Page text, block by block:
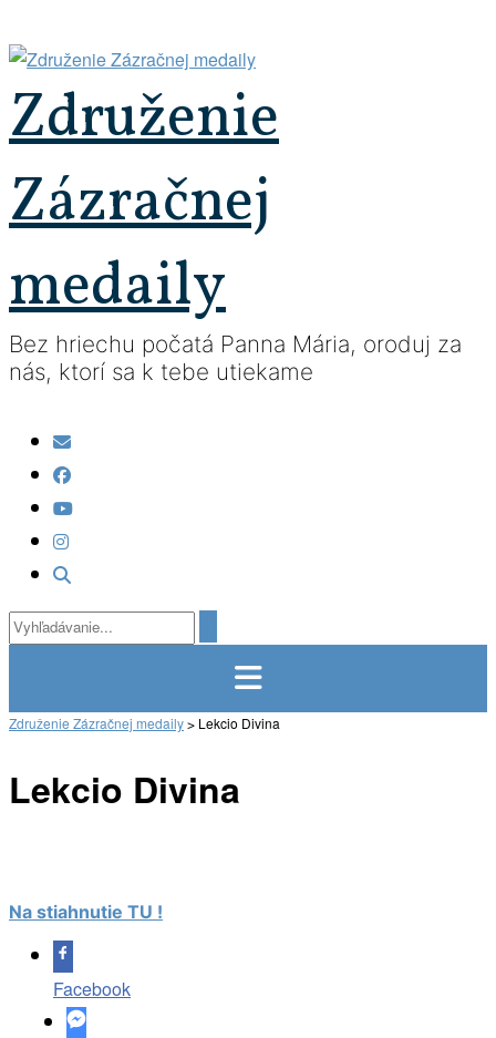
na
obsah
Združenie
Zázračnej
medaily
Bez hriechu počatá Panna Mária, oroduj za
nás, ktorí sa k tebe utiekame
Združenie Zázračnej medaily>Lekcio Divina
Lekcio Divina
Na stiahnutie TU !
Facebook